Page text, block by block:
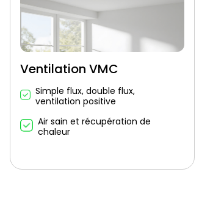
Ventilation VMC
Simple flux, double flux,
ventilation positive
Air sain et récupération de
chaleur